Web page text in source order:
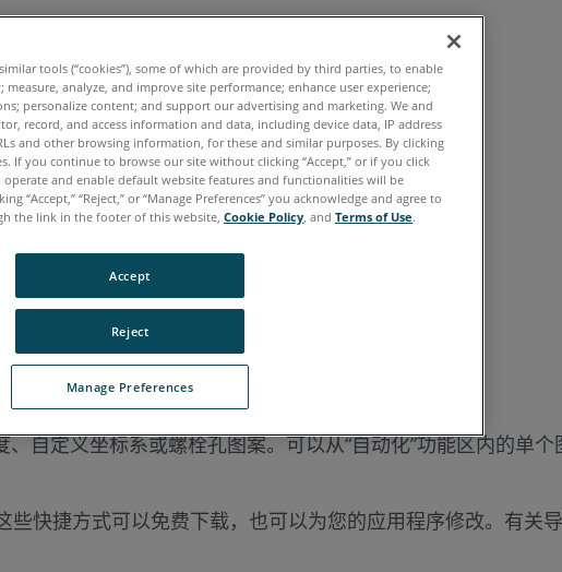
自定义坐标系或螺栓孔图案。可以从“自动化”功能区内的单
快捷方式可以免费下载，也可以为您的应用程序修改。有关
tools (“cookies”), some of which are provided by third parties, to enable
analyze, and improve site performance; enhance user experience;
personalize content; and support our advertising and marketing. We and
record, and access information and data, including device data, IP address
and other browsing information, for these and similar purposes. By clicking
If you continue to browse our site without clicking “Accept,” or if you click
operate and enable default website features and functionalities will be
“Accept,” “Reject,” or “Manage Preferences” you acknowledge and agree to
the link in the footer of this website, Cookie Policy, and Terms of Use.
Manage Preferences
Reject
Accept